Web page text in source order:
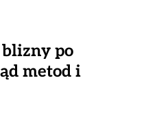
blizny po
metod i